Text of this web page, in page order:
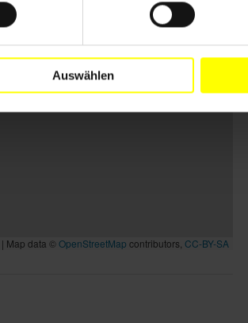
Auswählen
| Map data ©OpenStreetMap contributors, CC-BY-SA